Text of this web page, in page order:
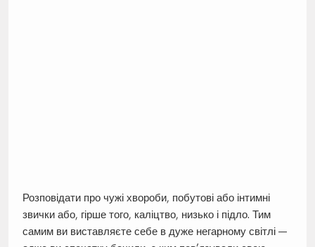
Розповідати про чужі хвороби, побутові або інтимні
звички або, гірше того, каліцтво, низько і підло. Тим
самим ви виставляєте себе в дуже негарному світлі —